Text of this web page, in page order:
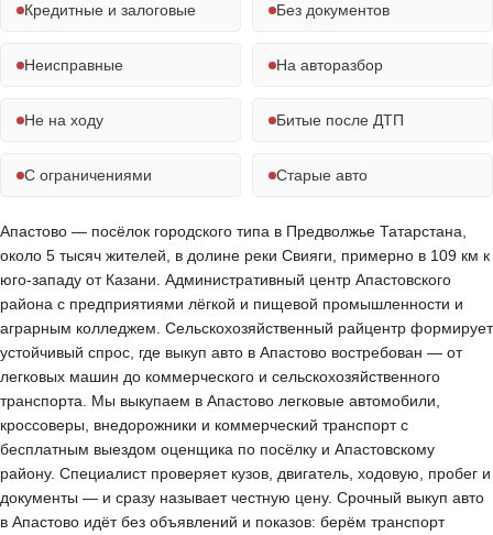
Кредитные и залоговые Без документов
Неисправные На авторазбор
Не на ходу Битые после ДТП
С ограничениями Старые авто
Апастово — посёлок городского типа в Предволжье Татарстана,
около 5 тысяч жителей, в долине реки Свияги, примерно в 109 км к
юго-западу от Казани. Административный центр Апастовского
района с предприятиями лёгкой и пищевой промышленности и
аграрным колледжем. Сельскохозяйственный райцентр формирует
устойчивый спрос, где выкуп авто в Апастово востребован — от
легковых машин до коммерческого и сельскохозяйственного
транспорта. Мы выкупаем в Апастово легковые автомобили,
кроссоверы, внедорожники и коммерческий транспорт с
бесплатным выездом оценщика по посёлку и Апастовскому
району. Специалист проверяет кузов, двигатель, ходовую, пробег и
документы — и сразу называет честную цену. Срочный выкуп авто
в Апастово идёт без объявлений и показов: берём транспорт